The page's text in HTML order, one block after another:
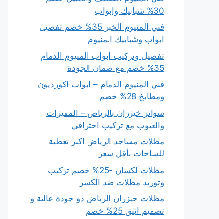
30% شبابيك وابواب
فني المنيوم الخبر 35% خصم تفصيل
ابواب وشبابيك المنيوم
تفصيل وتركيب ابواب المنيوم الدمام
35% خصم مع ضمان الجودة
فني المنيوم الدمام – ابواب اكورديون
ومطابخ 28% خصم
سواتر خيزران بالرياض – المميزات
والعيوب مع تركيب احترافي
مظلات مساجد الرياض اكبر تغطية
للساحات بأقل سعر
مظلات لكسان -25% خصم تركيب
وتوريد مظلات ضد الكسر
مظلات خيزران الرياض ذو جودة عالية و
تصميم انيق 25% خصم